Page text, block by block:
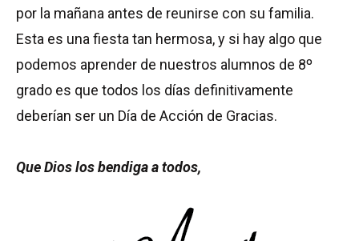
por la mañana antes de reunirse con su familia.
Esta es una fiesta tan hermosa, y si hay algo que
podemos aprender de nuestros alumnos de 8º
grado es que todos los días definitivamente
deberían ser un Día de Acción de Gracias.
Que Dios los bendiga a todos,